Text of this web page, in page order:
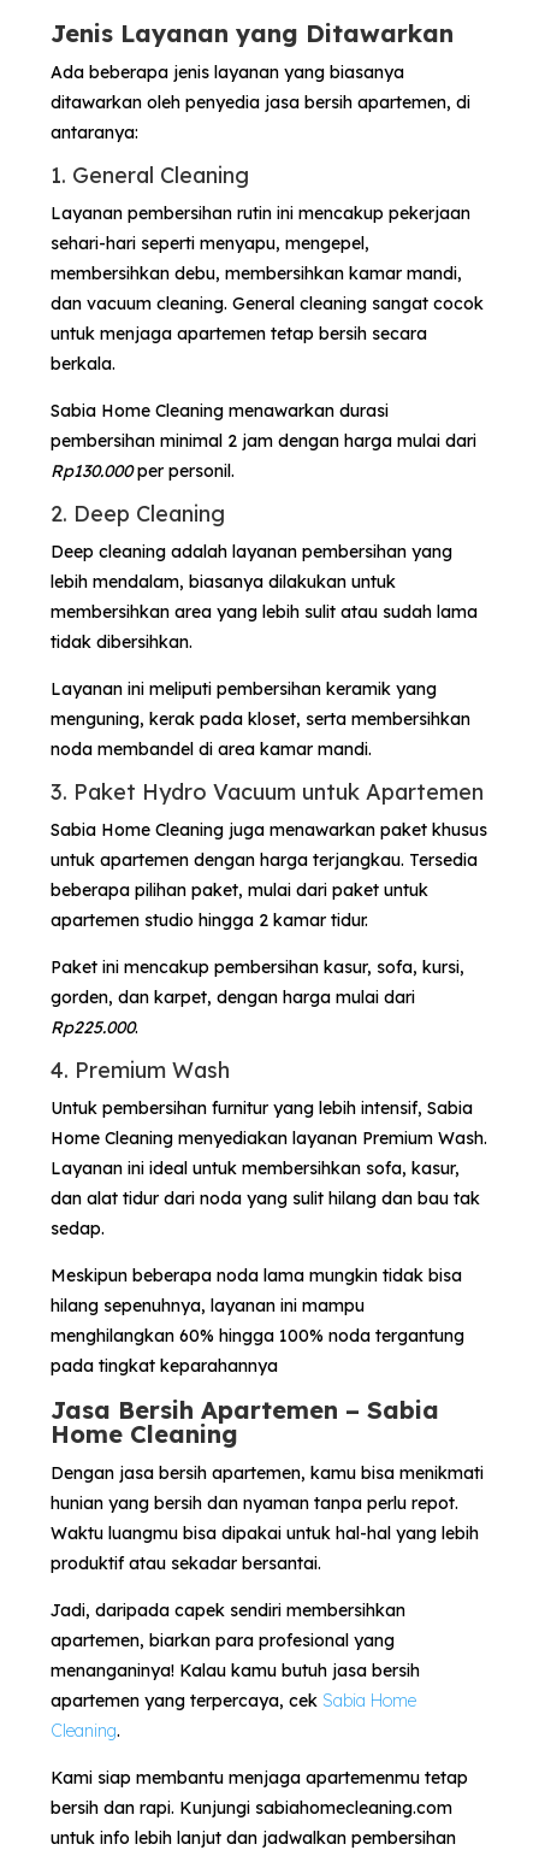
Jenis Layanan yang Ditawarkan
Ada beberapa jenis layanan yang biasanya
ditawarkan oleh penyedia jasa bersih apartemen, di
antaranya:
1. General Cleaning
Layanan pembersihan rutin ini mencakup pekerjaan
sehari-hari seperti menyapu, mengepel,
membersihkan debu, membersihkan kamar mandi,
dan vacuum cleaning. General cleaning sangat cocok
untuk menjaga apartemen tetap bersih secara
berkala.
Sabia Home Cleaning menawarkan durasi
pembersihan minimal 2 jam dengan harga mulai dari
Rp130.000per personil.
2. Deep Cleaning
Deep cleaning adalah layanan pembersihan yang
lebih mendalam, biasanya dilakukan untuk
membersihkan area yang lebih sulit atau sudah lama
tidak dibersihkan.
Layanan ini meliputi pembersihan keramik yang
menguning, kerak pada kloset, serta membersihkan
noda membandel di area kamar mandi.
3. Paket Hydro Vacuum untuk Apartemen
Sabia Home Cleaning juga menawarkan paket khusus
untuk apartemen dengan harga terjangkau. Tersedia
beberapa pilihan paket, mulai dari paket untuk
apartemen studio hingga 2 kamar tidur.
Paket ini mencakup pembersihan kasur, sofa, kursi,
gorden, dan karpet, dengan harga mulai dari
Rp225.000​.
4. Premium Wash
Untuk pembersihan furnitur yang lebih intensif, Sabia
Home Cleaning menyediakan layanan Premium Wash.
Layanan ini ideal untuk membersihkan sofa, kasur,
dan alat tidur dari noda yang sulit hilang dan bau tak
sedap.
Meskipun beberapa noda lama mungkin tidak bisa
hilang sepenuhnya, layanan ini mampu
menghilangkan 60% hingga 100% noda tergantung
pada tingkat keparahannya
Jasa Bersih Apartemen – Sabia
Home Cleaning
Dengan jasa bersih apartemen, kamu bisa menikmati
hunian yang bersih dan nyaman tanpa perlu repot.
Waktu luangmu bisa dipakai untuk hal-hal yang lebih
produktif atau sekadar bersantai.
Jadi, daripada capek sendiri membersihkan
apartemen, biarkan para profesional yang
menanganinya! Kalau kamu butuh jasa bersih
apartemen yang terpercaya, cek Sabia Home
Cleaning.
Kami siap membantu menjaga apartemenmu tetap
bersih dan rapi. Kunjungi sabiahomecleaning.com
untuk info lebih lanjut dan jadwalkan pembersihan